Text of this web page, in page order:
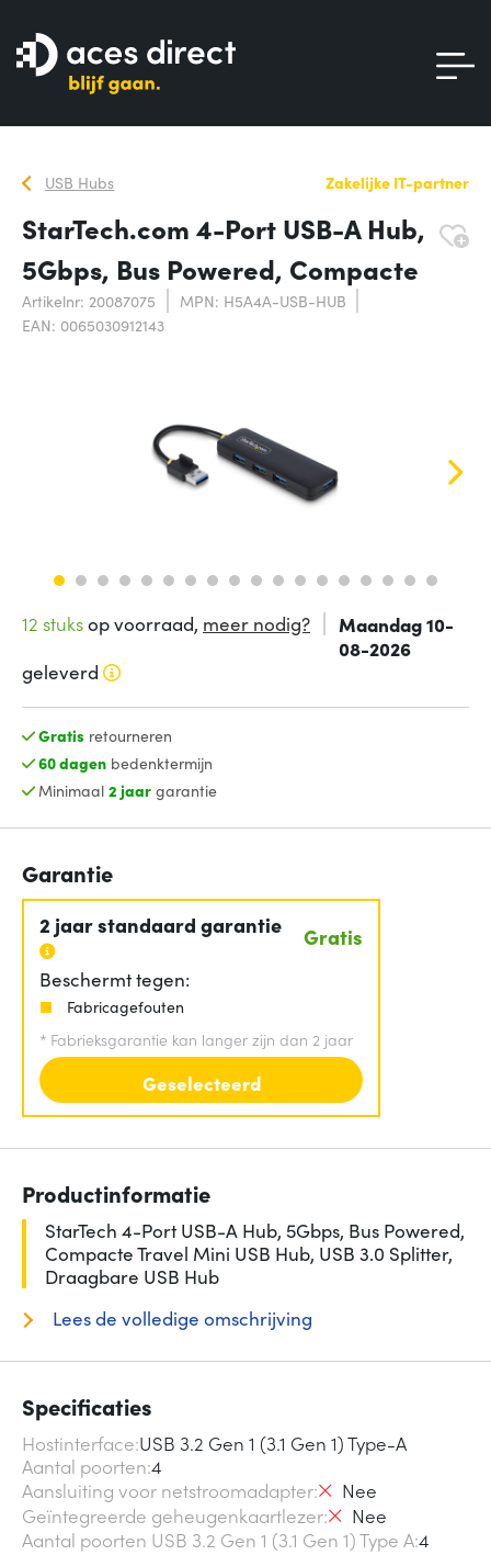
USB Hubs Zakelijke IT-partner
StarTech.com 4-Port USB-A Hub,
5Gbps, Bus Powered, Compacte
Artikelnr: 20087075
MPN: H5A4A-USB-HUB
EAN: 0065030912143
12 stuksop voorraad, meer nodig?
Maandag 10-
08-2026
geleverd
Gratis retourneren
60 dagenbedenktermijn
Minimaal 2 jaargarantie
Garantie
2 jaar standaard garantie Gratis
Beschermt tegen:
Fabricagefouten
* Fabrieksgarantie kan langer zijn dan 2 jaar
Geselecteerd
Productinformatie
StarTech 4-Port USB-A Hub, 5Gbps, Bus Powered,
Compacte Travel Mini USB Hub, USB 3.0 Splitter,
Draagbare USB Hub
Lees de volledige omschrijving
Specificaties
Hostinterface USB 3.2 Gen 1 (3.1 Gen 1) Type-A
Aantal poorten 4
Aansluiting voor netstroomadapter
Nee
Geïntegreerde geheugenkaartlezer
Nee
Aantal poorten USB 3.2 Gen 1 (3.1 Gen 1) Type A4